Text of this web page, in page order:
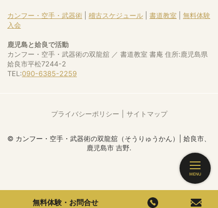
無料体験・お問合せ
カンフー・空手・武器術 稽古スケジュール 書道教室
無料体験
入会
鹿児島と姶良で活動
カンフー・空手・武器術の双龍舘 ／ 書道教室 書庵 住所:鹿児島県
姶良市平松7244-2
TEL:090-6385-2259
プライバシーポリシー サイトマップ
© カンフー・空手・武器術の双龍舘（そうりゅうかん）| 姶良市、
鹿児島市 吉野.